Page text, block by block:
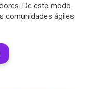
De este modo,
comunidades ágiles